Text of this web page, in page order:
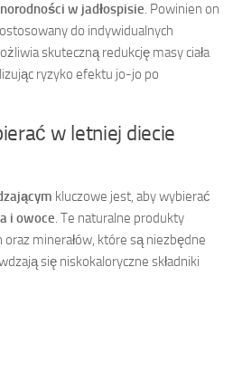
w jadłospisie. Powinien on
do indywidualnych
skuteczną redukcję masy ciała
ryzyko efektu jo-jo po
w letniej diecie
kluczowe jest, aby wybierać
i owoce. Te naturalne produkty
minerałów, które są niezbędne
się niskokaloryczne składniki